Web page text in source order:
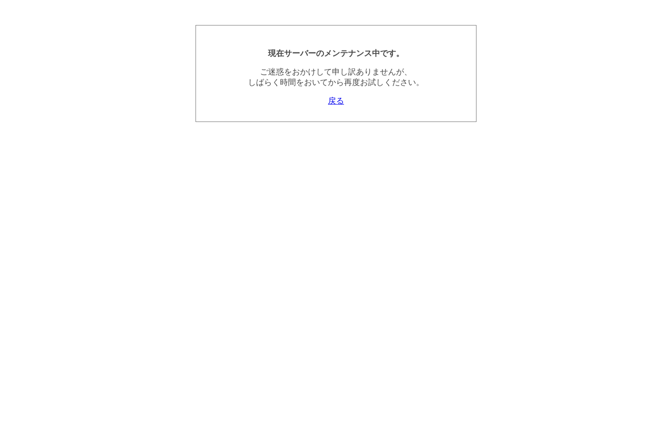
現在サーバーのメンテナンス中です。
ご迷惑をおかけして申し訳ありませんが、
しばらく時間をおいてから再度お試しください。
戻る